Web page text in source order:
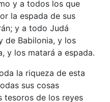
y a todos los que
la espada de sus
y a todo Judá
de Babilonia, y los
y los matará a espada.
la riqueza de esta
sus cosas
tesoros de los reyes